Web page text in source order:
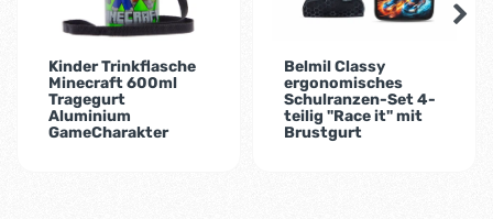
Kinder Trinkflasche
Minecraft 600ml
Tragegurt
Aluminium
GameCharakter
Belmil Classy
ergonomisches
Schulranzen-Set 4-
teilig "Race it" mit
Brustgurt